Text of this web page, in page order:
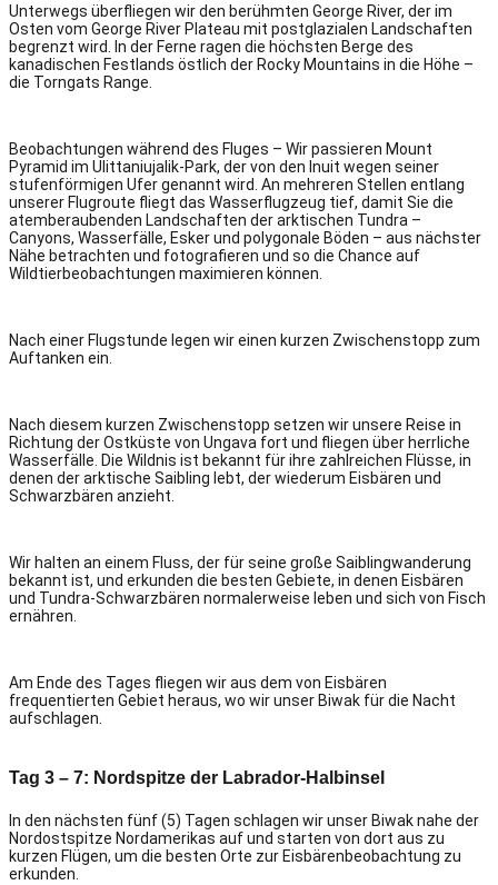
Unterwegs überfliegen wir den berühmten George River, der im
Osten vom George River Plateau mit postglazialen Landschaften
begrenzt wird. In der Ferne ragen die höchsten Berge des
kanadischen Festlands östlich der Rocky Mountains in die Höhe –
die Torngats Range.
Beobachtungen während des Fluges – Wir passieren Mount
Pyramid im Ulittaniujalik-Park, der von den Inuit wegen seiner
stufenförmigen Ufer genannt wird. An mehreren Stellen entlang
unserer Flugroute fliegt das Wasserflugzeug tief, damit Sie die
atemberaubenden Landschaften der arktischen Tundra –
Canyons, Wasserfälle, Esker und polygonale Böden – aus nächster
Nähe betrachten und fotografieren und so die Chance auf
Wildtierbeobachtungen maximieren können.
Nach einer Flugstunde legen wir einen kurzen Zwischenstopp zum
Auftanken ein.
Nach diesem kurzen Zwischenstopp setzen wir unsere Reise in
Richtung der Ostküste von Ungava fort und fliegen über herrliche
Wasserfälle. Die Wildnis ist bekannt für ihre zahlreichen Flüsse, in
denen der arktische Saibling lebt, der wiederum Eisbären und
Schwarzbären anzieht.
Wir halten an einem Fluss, der für seine große Saiblingwanderung
bekannt ist, und erkunden die besten Gebiete, in denen Eisbären
und Tundra-Schwarzbären normalerweise leben und sich von Fisch
ernähren.
Am Ende des Tages fliegen wir aus dem von Eisbären
frequentierten Gebiet heraus, wo wir unser Biwak für die Nacht
aufschlagen.
Tag 3 – 7: Nordspitze der Labrador-Halbinsel
In den nächsten fünf (5) Tagen schlagen wir unser Biwak nahe der
Nordostspitze Nordamerikas auf und starten von dort aus zu
kurzen Flügen, um die besten Orte zur Eisbärenbeobachtung zu
erkunden.